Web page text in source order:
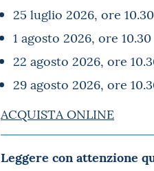
25 luglio 2026, ore 10.30
1 agosto 2026, ore 10.30
22 agosto 2026, ore
29 agosto 2026, ore
ACQUISTA ONLINE
Leggere con attenzione